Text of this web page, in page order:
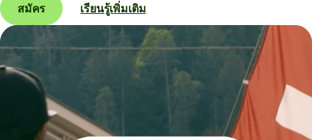
สมัคร เรียนรู้เพิ่มเติม